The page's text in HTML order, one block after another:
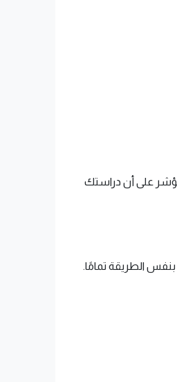
على أن دراستك
بنفس الطريقة تمامًا.